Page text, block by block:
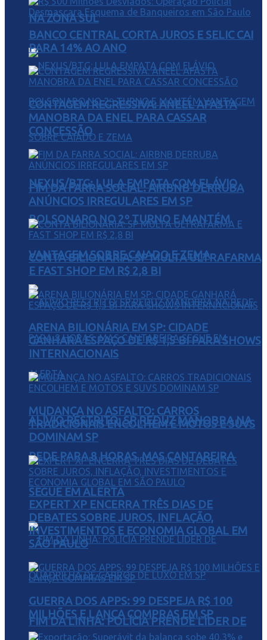
NA ZONA SUL
NEXUS/BTG: LULA EMPATA COM FLÁVIO
BOLSONARO NO 2º TURNO E MANTÉM
VANTAGEM SOBRE CAIADO E ZEMA
ALÍVIO RESTRITO: SP REDUZ MANOBRA NA
REDE PARA 8 HORAS, MAS CANTAREIRA
SEGUE EM ALERTA
FIM DA LINHA: POLÍCIA PRENDE LÍDER DE
BANCO CENTRAL CORTA JUROS E SELIC CAI
PARA 14% AO ANO
CONTAGEM REGRESSIVA: ANEEL AFASTA
MANOBRA DA ENEL PARA CASSAR
CONCESSÃO
FIM DA FARRA SOCIAL: AIRBNB DERRUBA
ANÚNCIOS IRREGULARES EM SP
CONTA BILIONÁRIA: SP MULTA ULTRAFARMA
E FAST SHOP EM R$ 2,8 BI
ARENA BILIONÁRIA EM SP: CIDADE
GANHARÁ ESPAÇO DE R$ 1,5 BI PARA SHOWS
INTERNACIONAIS
MUDANÇA NO ASFALTO: CARROS
TRADICIONAIS ENCOLHEM E MOTOS E SUVS
DOMINAM SP
EXPERT XP ENCERRA TRÊS DIAS DE
DEBATES SOBRE JUROS, INFLAÇÃO,
INVESTIMENTOS E ECONOMIA GLOBAL EM
SÃO PAULO
GUERRA DOS APPS: 99 DESPEJA R$ 100
MILHÕES E LANÇA COMPRAS EM SP